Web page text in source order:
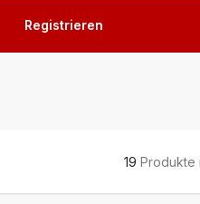
Registrieren
19 Produkte